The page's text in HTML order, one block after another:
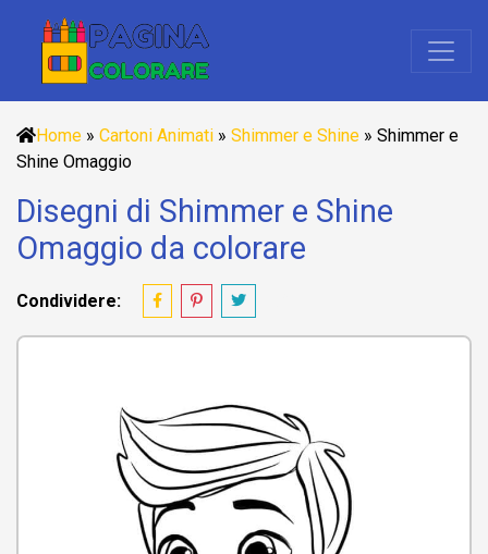
Home » Cartoni Animati » Shimmer e Shine » Shimmer e
Shine Omaggio
Disegni di Shimmer e Shine
Omaggio da colorare
Condividere: